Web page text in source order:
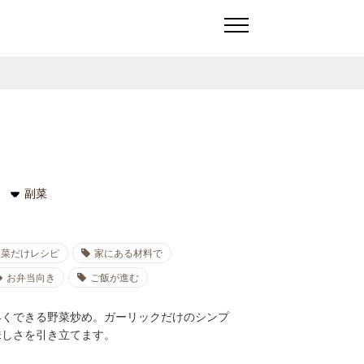
副菜
だけレシピ
家にある材料で
お弁当向き
ご飯が進む
できる野菜炒め。ガーリックだけのシンプ
さを引き立てます。